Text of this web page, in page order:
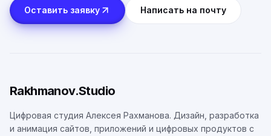
Оставить заявку Написать на почту
Rakhmanov.Studio
Цифровая студия Алексея Рахманова. Дизайн, разработка
и анимация сайтов, приложений и цифровых продуктов с